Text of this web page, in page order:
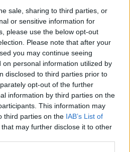
sale, sharing to third parties, or
or sensitive information for
please use the below opt-out
Please note that after your
you may continue seeing
on personal information utilized by
disclosed to third parties prior to
opt-out of the further
information by third parties on the
This information may
third parties on the IAB’s List of
that may further disclose it to other
Mantra